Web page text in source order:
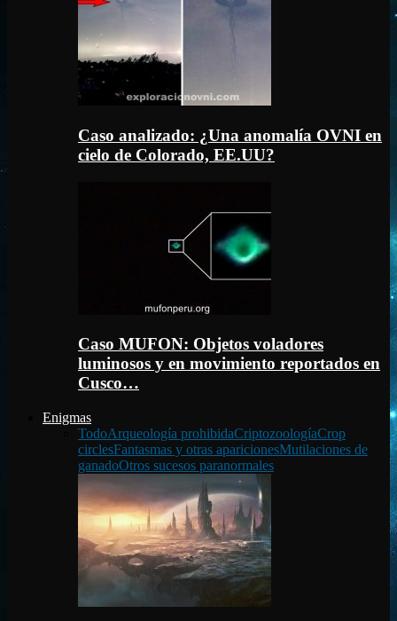
Caso analizado: ¿Una anomalía OVNI en
cielo de Colorado, EE.UU?
Caso MUFON: Objetos voladores
luminosos y en movimiento reportados en
Cusco…
Enigmas
TodoArqueología prohibidaCriptozoologíaCrop
circlesFantasmas y otras aparicionesMutilaciones de
ganadoOtros sucesos paranormales